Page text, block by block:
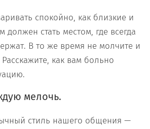
спокойно, как близкие и
стать местом, где всегда
В то же время не молчите и
Расскажите, как вам больно
мелочь.
стиль нашего общения —